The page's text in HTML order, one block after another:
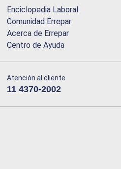
Enciclopedia Laboral
Comunidad Errepar
Acerca de Errepar
Centro de Ayuda
Atención al cliente
11 4370-2002